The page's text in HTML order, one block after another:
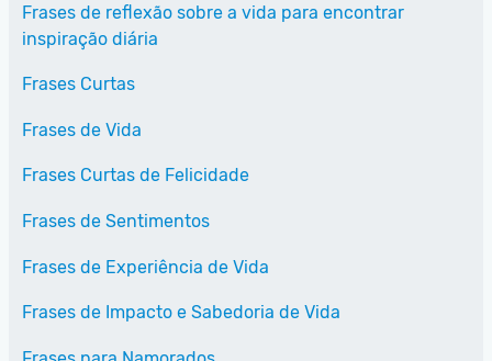
Frases de reflexão sobre a vida para encontrar
inspiração diária
Frases Curtas
Frases de Vida
Frases Curtas de Felicidade
Frases de Sentimentos
Frases de Experiência de Vida
Frases de Impacto e Sabedoria de Vida